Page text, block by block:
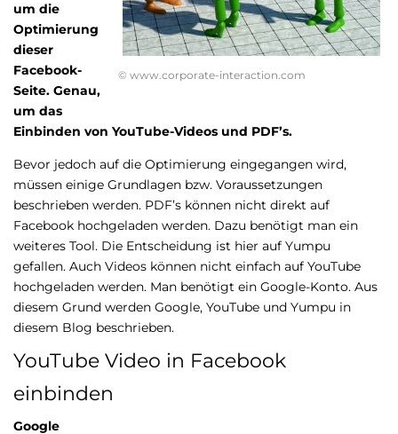
© www.corporate-interaction.com
um die
Optimierung
dieser
Facebook-
Seite. Genau,
um das
Einbinden von YouTube-Videos und PDF’s.
Bevor jedoch auf die Optimierung eingegangen wird,
müssen einige Grundlagen bzw. Voraussetzungen
beschrieben werden. PDF’s können nicht direkt auf
Facebook hochgeladen werden. Dazu benötigt man ein
weiteres Tool. Die Entscheidung ist hier auf Yumpu
gefallen. Auch Videos können nicht einfach auf YouTube
hochgeladen werden. Man benötigt ein Google-Konto. Aus
diesem Grund werden Google, YouTube und Yumpu in
diesem Blog beschrieben.
YouTube Video in Facebook
einbinden
Google